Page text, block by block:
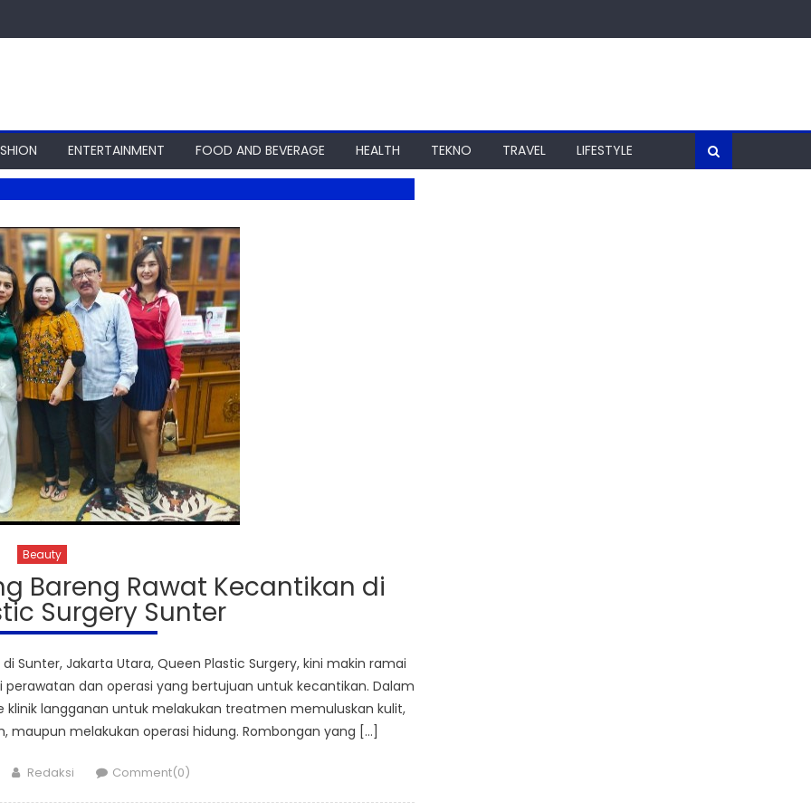
ENTERTAINMENT FOOD AND BEVERAGE HEALTH TEKNO TRAVEL LIFESTYLE
Beauty
Bareng Rawat Kecantikan di
Surgery Sunter
Sunter, Jakarta Utara, Queen Plastic Surgery, kini makin ramai
dan operasi yang bertujuan untuk kecantikan. Dalam
langganan untuk melakukan treatmen memuluskan kulit,
maupun melakukan operasi hidung. Rombongan yang […]
Author
Redaksi Comment(0)